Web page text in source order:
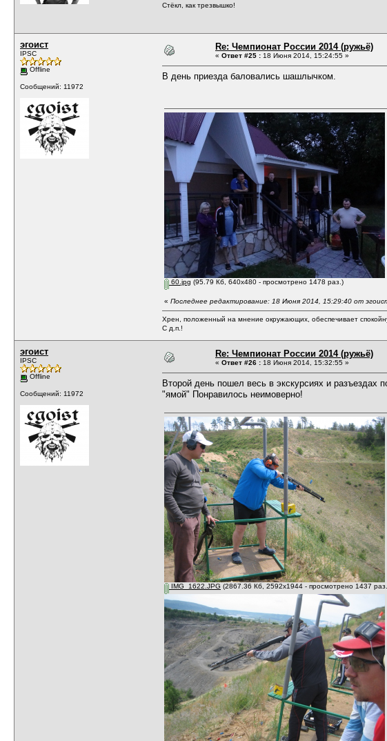
Стёкл, как трезвышко!
эгоист
IPSC
Offline
Сообщений: 11972
Re: Чемпионат России 2014 (ружьё)
« Ответ #25 : 18 Июня 2014, 15:24:55 »
В день приезда баловались шашлычком.
60.jpg (95.79 Кб, 640x480 - просмотрено 1478 раз.)
« Последнее редактирование: 18 Июня 2014, 15:29:40 от
Хрен, положенный на мнение окружающих, обеспечивает
С д.п.!
эгоист
IPSC
Offline
Сообщений: 11972
Re: Чемпионат России 2014 (ружьё)
« Ответ #26 : 18 Июня 2014, 15:32:55 »
Второй день пошел весь в экскурсиях и
"ямой" Понравилось неимоверно!
IMG_1622.JPG (2867.36 Кб, 2592x1944 - просмотрено 1437